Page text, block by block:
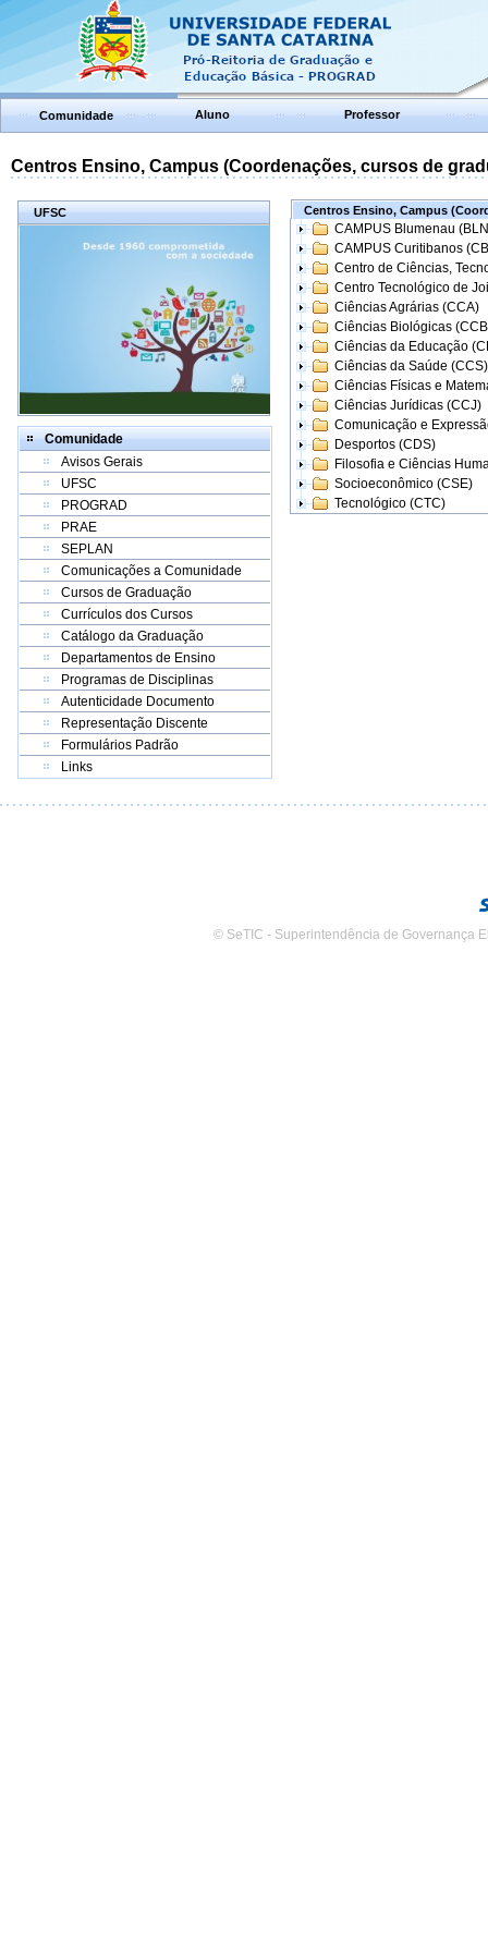
Comunidade Aluno Professor
Centros Ensino, Campus (Coordenações, cursos de
UFSC
Comunidade
Avisos Gerais
UFSC
PROGRAD
PRAE
SEPLAN
Comunicações a Comunidade
Cursos de Graduação
Currículos dos Cursos
Catálogo da Graduação
Departamentos de Ensino
Programas de Disciplinas
Autenticidade Documento
Representação Discente
Formulários Padrão
Links
Centros Ensino, Campus
CAMPUS Blumenau
CAMPUS Curitibanos
Centro de Ciências,
Centro Tecnológico de
Ciências Agrárias (CCA)
Ciências Biológicas
Ciências da Educação
Ciências da Saúde (CCS)
Ciências Físicas e
Ciências Jurídicas (CCJ)
Comunicação e
Desportos (CDS)
Filosofia e Ciências
Socioeconômico (CSE)
Tecnológico (CTC)
© SeTIC - Superintendência de Governança